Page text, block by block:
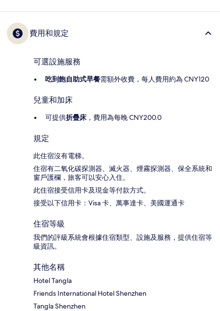
費用和規定
可選設施服務
吃到飽自助式早餐需額外收費，每人費用約為 CNY120
兒童和加床
可提供折疊床 ，費用為每晚 CNY200.0
規定
此住宿沒有電梯。
住宿有二氧化碳探測器、滅火器、煙霧探測器、保全系統和
窗戶護欄，旅客可以安心入住。
此住宿接受信用卡及現金等付款方式。
接受以下信用卡：Visa 卡、萬事達卡、美國運通卡
住宿等級
我們的評級系統會根據住宿類型、設施及服務，提供住宿等
級資訊。
其他名稱
Hotel Tangla
Friends International Hotel Shenzhen
Tangla Shenzhen